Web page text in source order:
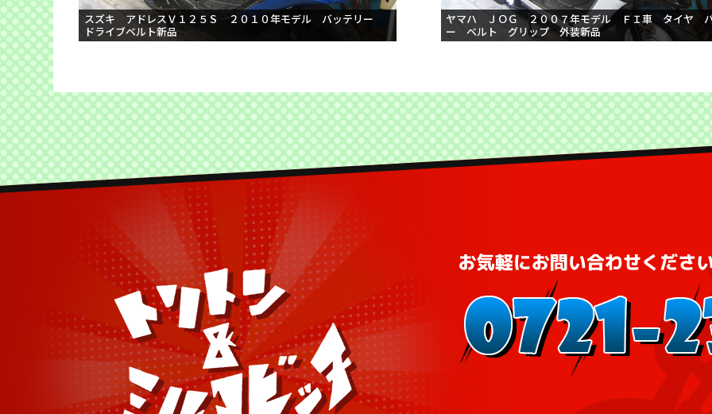
スズキ アドレスＶ１２５Ｓ ２０１０年モデル バッテリー
ドライブベルト新品
ヤマハ ＪＯＧ ２００７年モデル ＦＩ車 タイヤ
ー ベルト グリップ 外装新品